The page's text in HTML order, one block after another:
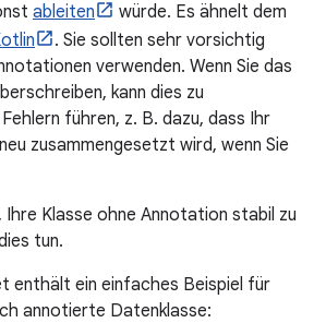
ableiten würde. Es ähnelt dem
. Sie sollten sehr vorsichtig
verwenden. Wenn Sie das
kann dies zu
führen, z. B. dazu, dass Ihr
zusammengesetzt wird, wenn Sie
Ihre Klasse ohne Annotation stabil zu
tun.
enthält ein einfaches Beispiel für
annotierte Datenklasse: